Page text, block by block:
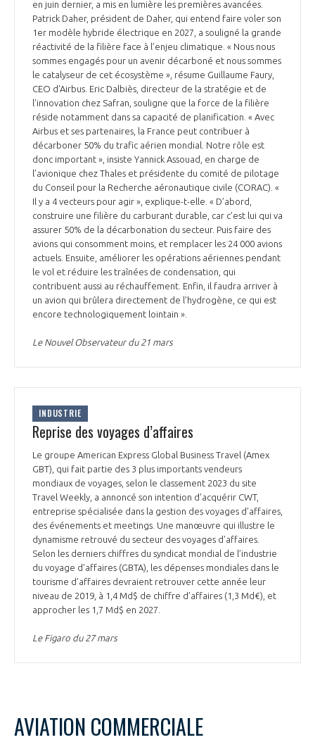
en juin dernier, a mis en lumière les premières avancées.
Patrick Daher, président de Daher, qui entend faire voler son
1er modèle hybride électrique en 2027, a souligné la grande
réactivité de la filière face à l’enjeu climatique. « Nous nous
sommes engagés pour un avenir décarboné et nous sommes
le catalyseur de cet écosystème », résume Guillaume Faury,
CEO d’Airbus. Eric Dalbiès, directeur de la stratégie et de
l’innovation chez Safran, souligne que la force de la filière
réside notamment dans sa capacité de planification. « Avec
Airbus et ses partenaires, la France peut contribuer à
décarboner 50% du trafic aérien mondial. Notre rôle est
donc important », insiste Yannick Assouad, en charge de
l’avionique chez Thales et présidente du comité de pilotage
du Conseil pour la Recherche aéronautique civile (CORAC). «
Il y a 4 vecteurs pour agir », explique-t-elle. « D’abord,
construire une filière du carburant durable, car c’est lui qui va
assurer 50% de la décarbonation du secteur. Puis faire des
avions qui consomment moins, et remplacer les 24 000 avions
actuels. Ensuite, améliorer les opérations aériennes pendant
le vol et réduire les traînées de condensation, qui
contribuent aussi au réchauffement. Enfin, il faudra arriver à
un avion qui brûlera directement de l’hydrogène, ce qui est
encore technologiquement lointain ».
Le Nouvel Observateur du 21 mars
INDUSTRIE
Reprise des voyages d’affaires
Le groupe American Express Global Business Travel (Amex
GBT), qui fait partie des 3 plus importants vendeurs
mondiaux de voyages, selon le classement 2023 du site
Travel Weekly, a annoncé son intention d’acquérir CWT,
entreprise spécialisée dans la gestion des voyages d’affaires,
des événements et meetings. Une manœuvre qui illustre le
dynamisme retrouvé du secteur des voyages d’affaires.
Selon les derniers chiffres du syndicat mondial de l’industrie
du voyage d’affaires (GBTA), les dépenses mondiales dans le
tourisme d’affaires devraient retrouver cette année leur
niveau de 2019, à 1,4 Md$ de chiffre d’affaires (1,3 Md€), et
approcher les 1,7 Md$ en 2027.
Le Figaro du 27 mars
AVIATION COMMERCIALE